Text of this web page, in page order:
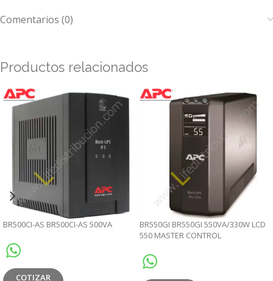
Comentarios (0)
Productos relacionados
BR500CI-AS BR500CI-AS 500VA
COTIZAR
BR550GI BR550GI 550VA/330W LCD
550 MASTER CONTROL